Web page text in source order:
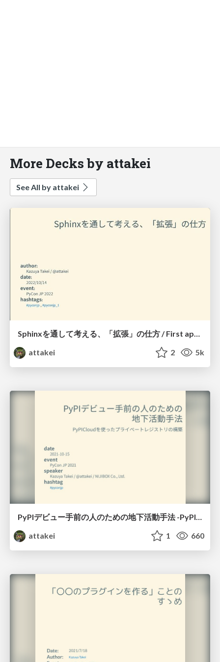
More Decks by attakei
See All by attakei
Sphinxを通して考える、「拡張」の仕方 / First approach for development sphinx extension
attakei
2 5k
attakei
1 660